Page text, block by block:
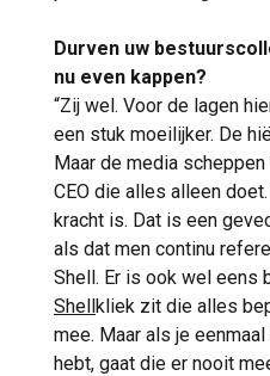
Durven uw
nu even kappen?
“Zij wel. Voor de lagen
een stuk moeilijker. De
Maar de media
CEO die alles alleen
kracht is. Dat is een
als dat men continu
Shell. Er is ook wel eens
Shellkliek zit die alles
mee. Maar als je
hebt, gaat die er nooit